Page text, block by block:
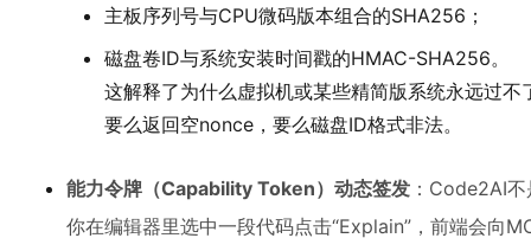
主板序列号与CPU微码版本组合的SHA256；
磁盘卷ID与系统安装时间戳的HMAC-SHA256。
这解释了为什么虚拟机或某些精简版系统永远过
要么返回空nonce，要么磁盘ID格式非法。
能力令牌（Capability Token）动态签发 ：Code2AI
你在编辑器里选中一段代码点击“Explain”，前端会向